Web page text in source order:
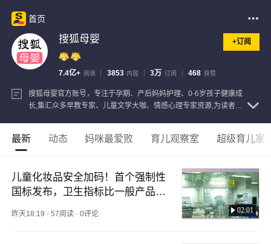
首页
搜狐母婴 +订阅
7.4亿+ 阅读 3853 内容 3万 订阅 468 获赞
搜狐母婴官方账号，专注于孕期、产后妈妈护理、0-6岁孩子健康成
长,集汇众多早教专家、儿童文学大咖、情感心理专家资源,为读者提
最新 动态 妈咪最爱败 育儿观察室 超级育儿家
儿童化妆品安全加码！首个强制性
国标发布，卫生指标比一般产品严
02:01
昨天18:19 ·57阅读 ·0评论